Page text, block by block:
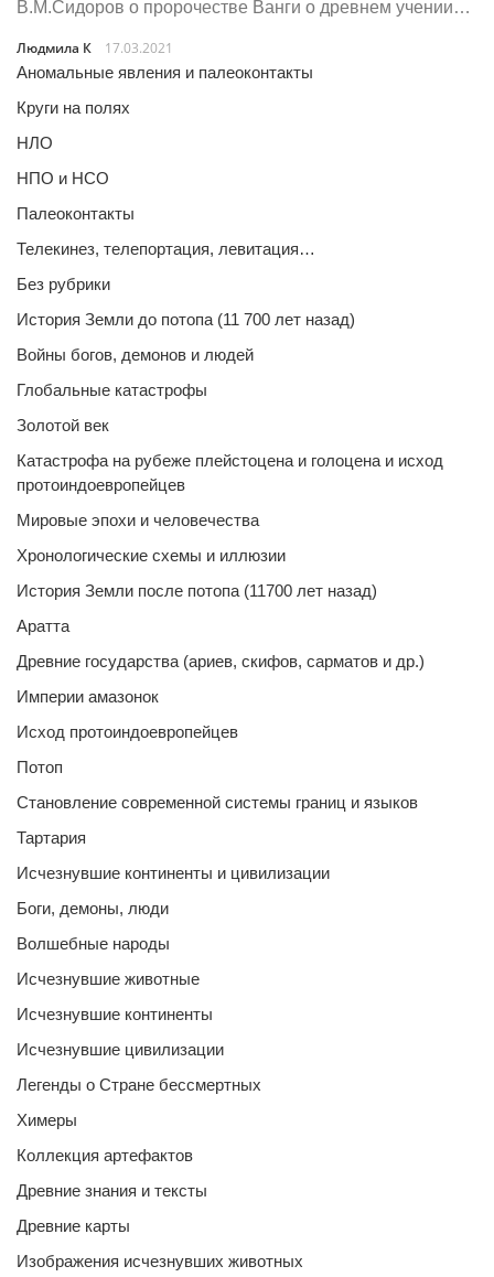
В.М.Сидоров о пророчестве Ванги о древнем учении…
Людмила К
17.03.2021
Аномальные явления и палеоконтакты
Круги на полях
НЛО
НПО и НСО
Палеоконтакты
Телекинез, телепортация, левитация…
Без рубрики
История Земли до потопа (11 700 лет назад)
Войны богов, демонов и людей
Глобальные катастрофы
Золотой век
Катастрофа на рубеже плейстоцена и голоцена и исход
протоиндоевропейцев
Мировые эпохи и человечества
Хронологические схемы и иллюзии
История Земли после потопа (11700 лет назад)
Аратта
Древние государства (ариев, скифов, сарматов и др.)
Империи амазонок
Исход протоиндоевропейцев
Потоп
Становление современной системы границ и языков
Тартария
Исчезнувшие континенты и цивилизации
Боги, демоны, люди
Волшебные народы
Исчезнувшие животные
Исчезнувшие континенты
Исчезнувшие цивилизации
Легенды о Стране бессмертных
Химеры
Коллекция артефактов
Древние знания и тексты
Древние карты
Изображения исчезнувших животных